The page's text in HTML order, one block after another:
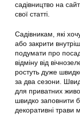
садівництво на
свої статті.
Садівникам, які
або закрити
подумати про
відміну від
ростуть дуже
за два сезони.
для приватних
швидко заповнити
декоративні трави